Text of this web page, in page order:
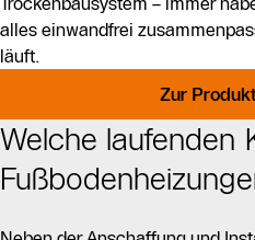
alles einwandfrei
läuft.
Zur
Welche laufenden